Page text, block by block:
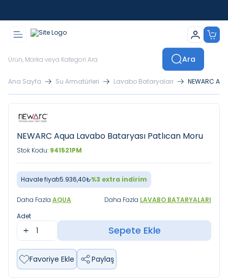
Ara
Ana Sayfa Su Armatürleri Lavabo Bataryaları NEWARC
NEWARC Aqua Lavabo Bataryası Patlıcan Moru
Stok Kodu: 941521PM
Havale fiyatı5.936,40₺%3 extra indirim
Daha Fazla AQUA Daha Fazla LAVABO BATARYALARI
Adet
Sepete Ekle
Favoriye Ekle Paylaş